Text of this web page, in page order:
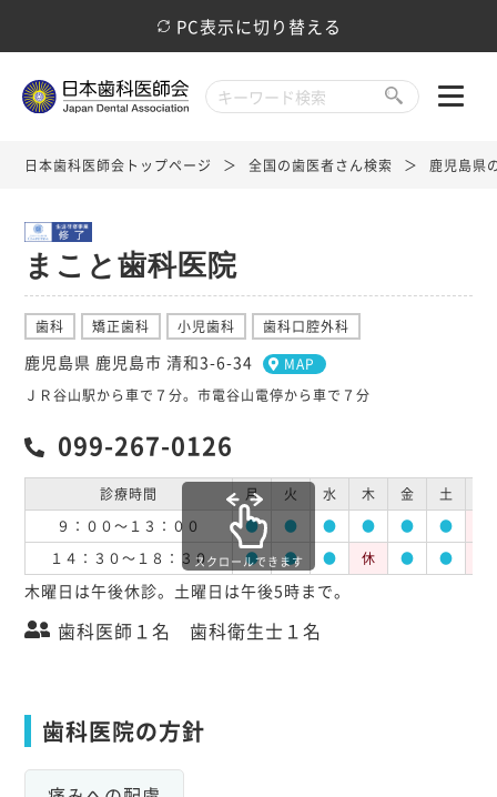
PC表示に切り替える
日本歯科医師会トップページ 全国の歯医者さん検索 鹿児島県
まこと歯科医院
歯科 矯正歯科 小児歯科 歯科口腔外科
鹿児島県 鹿児島市 清和3-6-34
MAP
ＪＲ谷山駅から車で７分。市電谷山電停から車で７分
099-267-0126
診療時間 月 火 水 木 金 土
９：００～１３：００
● ● ● ● ● ●
１４：３０～１８：３０
● ● ● 休 ● ●
スクロールできます
木曜日は午後休診。土曜日は午後5時まで。
歯科医師１名 歯科衛生士１名
歯科医院の方針